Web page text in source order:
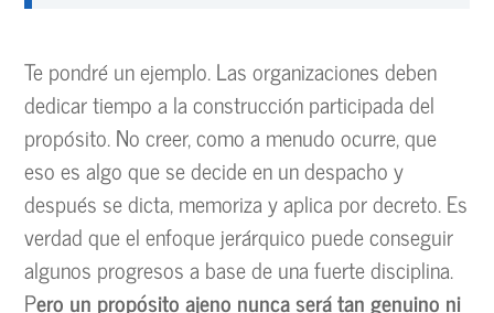
Te pondré un ejemplo. Las organizaciones deben
dedicar tiempo a la construcción participada del
propósito. No creer, como a menudo ocurre, que
eso es algo que se decide en un despacho y
después se dicta, memoriza y aplica por decreto. Es
verdad que el enfoque jerárquico puede conseguir
algunos progresos a base de una fuerte disciplina.
Pero un propósito ajeno nunca será tan genuino ni